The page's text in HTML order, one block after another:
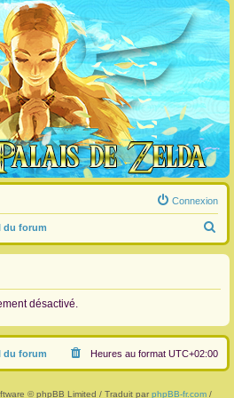
Connexion
du forum
e
h
r
c
désactivé.
du forum Heures au format UTC+02:00
© phpBB Limited / Traduit par phpBB-fr.com/